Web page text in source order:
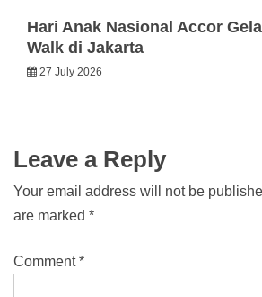
Hari Anak Nasional Accor
Walk di Jakarta
27 July 2026
Leave a Reply
Your email address will not be
are marked *
Comment*